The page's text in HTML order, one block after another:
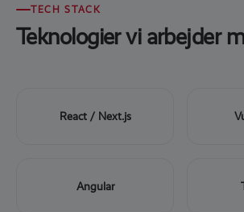
TECH STACK
Teknologier vi arbejder
React / Next.js
Angular